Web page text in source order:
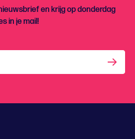
en krijg op donderdag
in je mail!